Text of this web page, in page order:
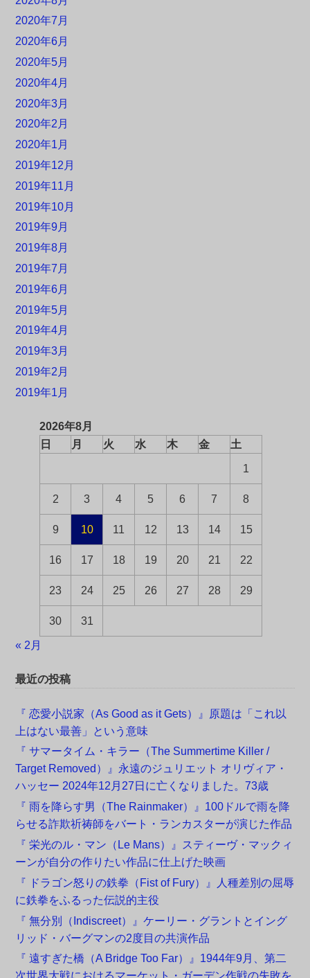
2020年7月
2020年6月
2020年5月
2020年4月
2020年3月
2020年2月
2020年1月
2019年12月
2019年11月
2019年10月
2019年9月
2019年8月
2019年7月
2019年6月
2019年5月
2019年4月
2019年3月
2019年2月
2019年1月
2026年8月
日
月 火 水 木 金 土
1
2 3 4 5 6 7 8
9 10 11 12 13 14 15
16 17 18 19 20 21 22
23 24 25 26 27 28 29
30 31
« 2月
最近の投稿
『 恋愛小説家（As Good as it Gets）』原題は「これ以
上はない最善」という意味
『 サマータイム・キラー（The Summertime Killer /
Target Removed）』永遠のジュリエット オリヴィア・
ハッセー 2024年12月27日に亡くなりました。73歳
『 雨を降らす男（The Rainmaker）』100ドルで雨を降
らせる詐欺祈祷師をバート・ランカスターが演じた作品
『 栄光のル・マン（Le Mans）』スティーヴ・マックィ
ーンが自分の作りたい作品に仕上げた映画
『 ドラゴン怒りの鉄拳（Fist of Fury）』人種差別の屈辱
に鉄拳をふるった伝説的主役
『 無分別（Indiscreet）』ケーリー・グラントとイング
リッド・バーグマンの2度目の共演作品
『 遠すぎた橋（A Bridge Too Far）』1944年9月、第二